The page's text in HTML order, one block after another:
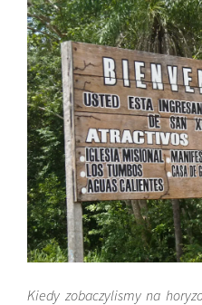
Kiedy zobaczylismy na